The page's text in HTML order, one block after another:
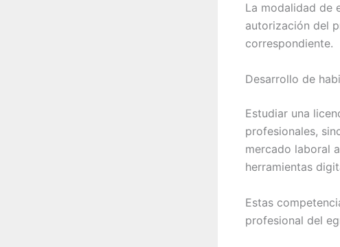
La modalidad de
autorización del
correspondiente.
Desarrollo de
Estudiar una
profesionales,
mercado laboral
herramientas
Estas
profesional del